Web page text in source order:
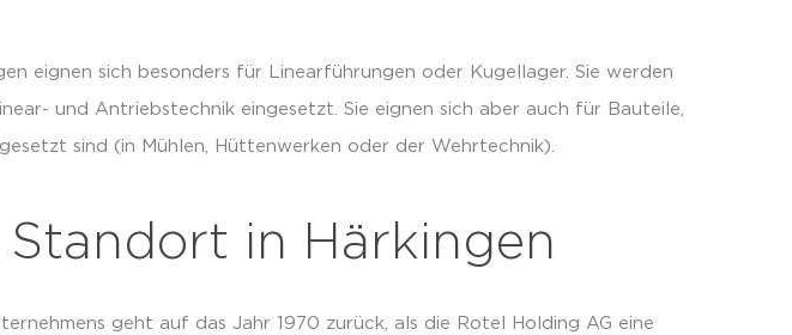
eignen sich besonders für Linearführungen oder Kugellager. Sie werden
und Antriebstechnik eingesetzt. Sie eignen sich aber auch für Bauteile,
sind (in Mühlen, Hüttenwerken oder der Wehrtechnik).
in Härkingen
geht auf das Jahr 1970 zurück, als die Rotel Holding AG eine